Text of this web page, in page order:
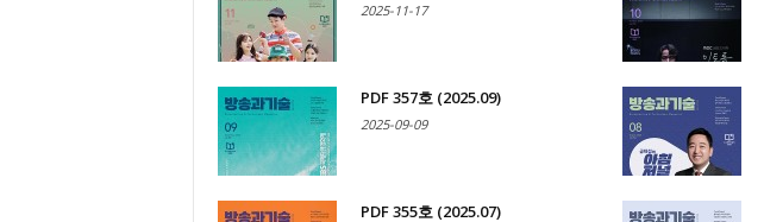
2025-11-17
PDF 357호 (2025.09)
2025-09-09
PDF 355호 (2025.07)